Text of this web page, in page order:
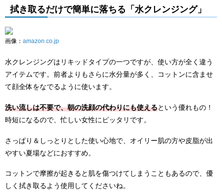
拭き取るだけで簡単に落ちる「水クレンジング」
画像： amazon.co.jp
水クレンジングはリキッドタイプの一つですが、使い方が全く違う
アイテムです。前者よりもさらに水分量が多く、コットンに含ませ
て顔全体をなでるように使います。
洗い流しは不要で、朝の洗顔の代わりにも使えるという優れもの！
時短になるので、忙しい女性にピッタリです。
さっぱり＆しっとりとした使い心地で、オイリー肌の方や皮脂が出
やすい夏場などにおすすめ。
コットンで摩擦が起きると肌を傷つけてしまうこともあるので、優
しく拭き取るよう使用してくださいね。